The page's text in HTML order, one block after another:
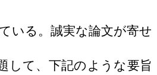
いる。誠実な論文が寄せ
して、下記のような要旨